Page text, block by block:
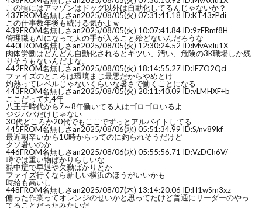
この頃にはアマゾンはドッグ以外は自動化してるんじゃないか？
437FROM名無しさan2025/08/05(火) 07:31:41.18 ID:KT43zPdi
この仕事数年後も続ける気かよｗ
439FROM名無しさan2025/08/05(火) 10:07:41.84 ID:9zEBmf8H
管理職もAIになって人の手が入ること殆どないんだろうな
440FROM名無しさan2025/08/05(火) 12:30:24.52 ID:MvAxIu1X
肉体労働はどんどん自動化されるとキツい、汚い、危険の3K職場しか残
りそうもないんだよな。
442FROM名無しさan2025/08/05(火) 18:14:55.27 ID:IFZO2Qci
ファイズのところは環境まじ最悪だからやめとけ
灼熱ってレベルじゃないくらいな暑さで働くことになる
443FROM名無しさan2025/08/05(火) 20:11:40.09 ID:vLMHXF+b
ここだって丸4年
八王子時代から7～8年働いてる人はゴロゴロいるよ
ジジババだけじゃない
30代どころか20代でもここでずっとアルバイトしてる
445FROM名無しさan2025/08/06(水) 05:51:34.99 ID:S/nv89kf
最近朝辛いから10時からってのに釣られそうだけど
クソ暑いのか
446FROM名無しさan2025/08/06(水) 05:55:56.71 ID:VzDCh6V/
噂では重い物ばかりらしいな
熱中症で早退や欠勤ばかりとか
ファイズ行くなら新しい横浜のほうがいいかも
時給も高いし
448FROM名無しさan2025/08/07(木) 13:14:20.06 ID:H1wSm3xz
偏った作業ってオレンジのせいかと思ってたけど普通にリーダーのやっ
てることだったみたいだ